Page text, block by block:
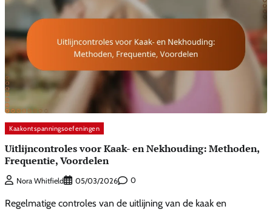
Kaakontspanningsoefeningen
Uitlijncontroles voor Kaak- en Nekhouding: Methoden,
Frequentie, Voordelen
Nora Whitfield 05/03/2026 0
Regelmatige controles van de uitlijning van de kaak en